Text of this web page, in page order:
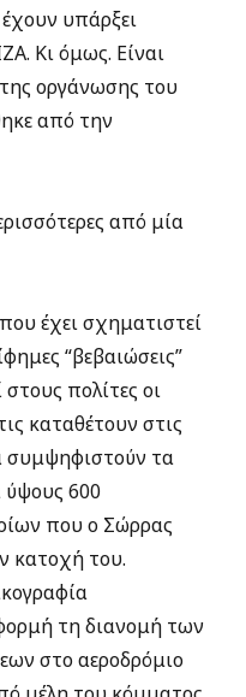
υπάρξει
Κι όμως. Είναι
οργάνωσης του
από την
από μία
έχει σχηματιστεί
“βεβαιώσεις”
πολίτες οι
καταθέτουν στις
συμψηφιστούν τα
ύψους 600
που ο Σώρρας
κατοχή του.
τη διανομή των
στο αεροδρόμιο